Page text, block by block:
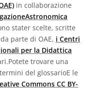
in collaborazione
stater scelte, scritte
parte di OAE, i Centri
per la Didattica
trovare una
del glossarioE le
Commons CC BY-